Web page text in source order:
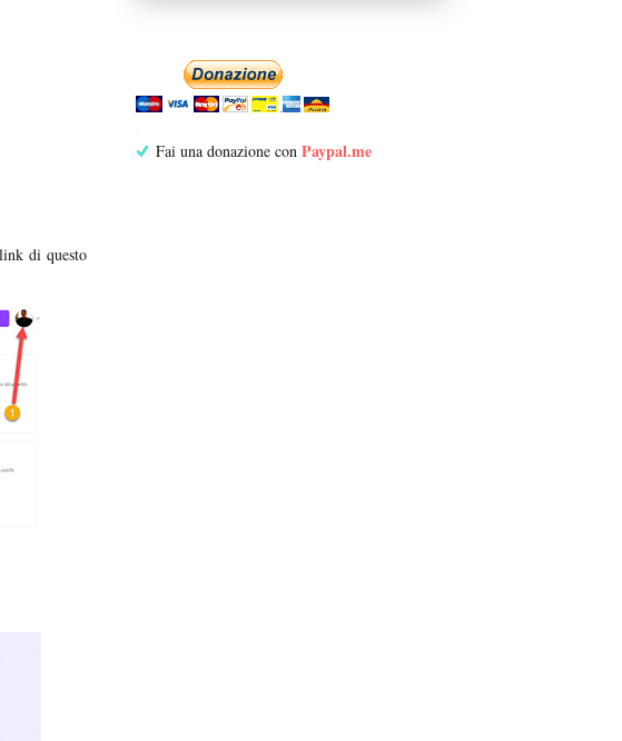
di questo
Fai una donazione con Paypal.me